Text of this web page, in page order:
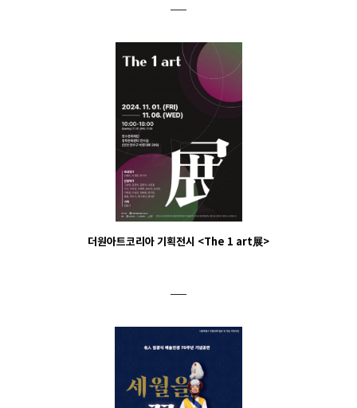
더원아트코리아 기획전시 <The 1 art展>